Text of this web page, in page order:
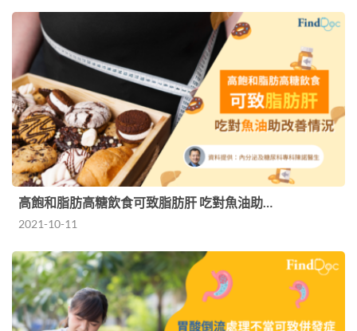
高飽和脂肪高糖飲食可致脂肪肝 吃對魚油助…
2021-10-11